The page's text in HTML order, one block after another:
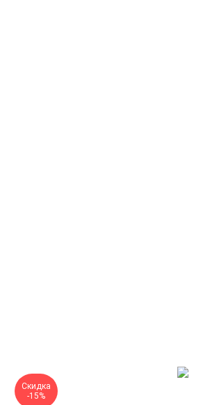
Скидка
-15%